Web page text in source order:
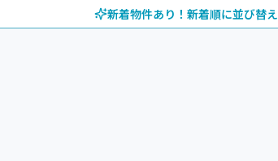
新着物件あり！新着順に並び替え